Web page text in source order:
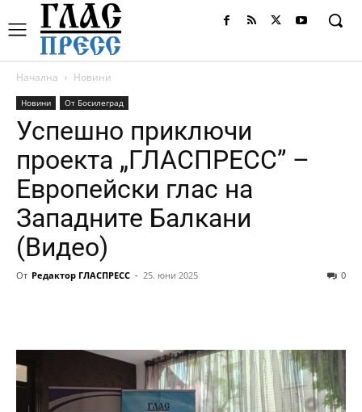
Начална Новини
Новини От Босилеград
Успешно приключи
проекта „ГЛАСПРЕСС” –
Европейски глас на
Западните Балкани
(Видео)
От Редактор ГЛАСПРЕСС - 25. юни 2025 0